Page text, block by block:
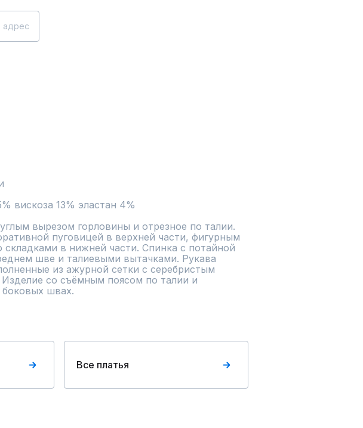
адрес
вискоза 13% эластан 4%
вырезом горловины и отрезное по талии.
пуговицей в верхней части, фигурным
складками в нижней части. Спинка с потайной
шве и талиевыми вытачками. Рукава
из ажурной сетки с серебристым
со съёмным поясом по талии и
швах.
Все платья